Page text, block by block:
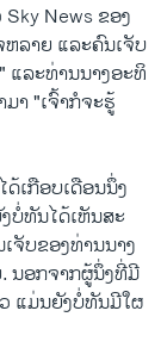
News ຂອງ
ລາຍ ແລະຄົນເຈັບ
ແລະທ່ານນາງອະທິ
າ​ "ເຈົ້າກໍ​ຈະຮູ້
ເກືອບ​ເດືອນ​ນຶ່ງ​
ບໍ່ທັນໄດ້ເຫັນສະ​
ຈັບຂອງ​ທ່ານ​ນາງ​
ນອກ​ຈາກ​ຜູ້​ນຶ່ງ​ທີ່​ມີ​
ແມ່ນຍັງ​ບໍ່​ທັນມີ​ໃຜ​